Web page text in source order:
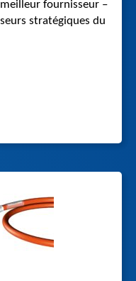
meilleur fournisseur –
stratégiques du